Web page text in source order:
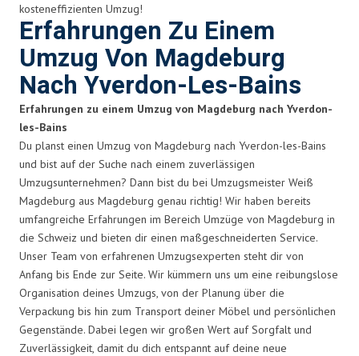
kosteneffizienten Umzug!
Erfahrungen Zu Einem
Umzug Von Magdeburg
Nach Yverdon-Les-Bains
Erfahrungen zu einem Umzug von Magdeburg nach Yverdon-
les-Bains
Du planst einen Umzug von Magdeburg nach Yverdon-les-Bains
und bist auf der Suche nach einem zuverlässigen
Umzugsunternehmen? Dann bist du bei Umzugsmeister Weiß
Magdeburg aus Magdeburg genau richtig! Wir haben bereits
umfangreiche Erfahrungen im Bereich Umzüge von Magdeburg in
die Schweiz und bieten dir einen maßgeschneiderten Service.
Unser Team von erfahrenen Umzugsexperten steht dir von
Anfang bis Ende zur Seite. Wir kümmern uns um eine reibungslose
Organisation deines Umzugs, von der Planung über die
Verpackung bis hin zum Transport deiner Möbel und persönlichen
Gegenstände. Dabei legen wir großen Wert auf Sorgfalt und
Zuverlässigkeit, damit du dich entspannt auf deine neue